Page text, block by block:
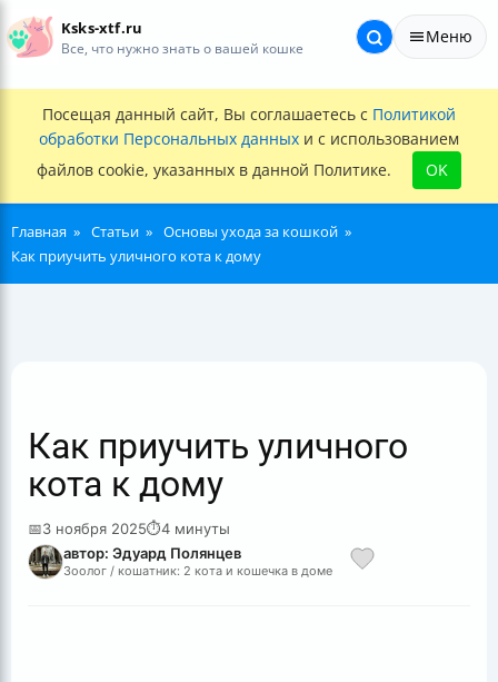
Ksks-xtf.ru
Все, что нужно знать о вашей кошке
Меню
Посещая данный сайт, Вы соглашаетесь с Политикой
обработки Персональных данных и с использованием
файлов cookie, указанных в данной Политике.
OK
Главная Статьи
Основы ухода за кошкой
Как приучить уличного кота к дому
Как приучить уличного
кота к дому
📅3 ноября 2025⏱4 минуты
автор: Эдуард Полянцев
Зоолог / кошатник: 2 кота и кошечка в доме